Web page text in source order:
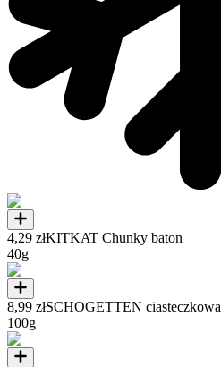
4,29 złKITKAT Chunky baton
40g
8,99 złSCHOGETTEN ciasteczkowa
100g